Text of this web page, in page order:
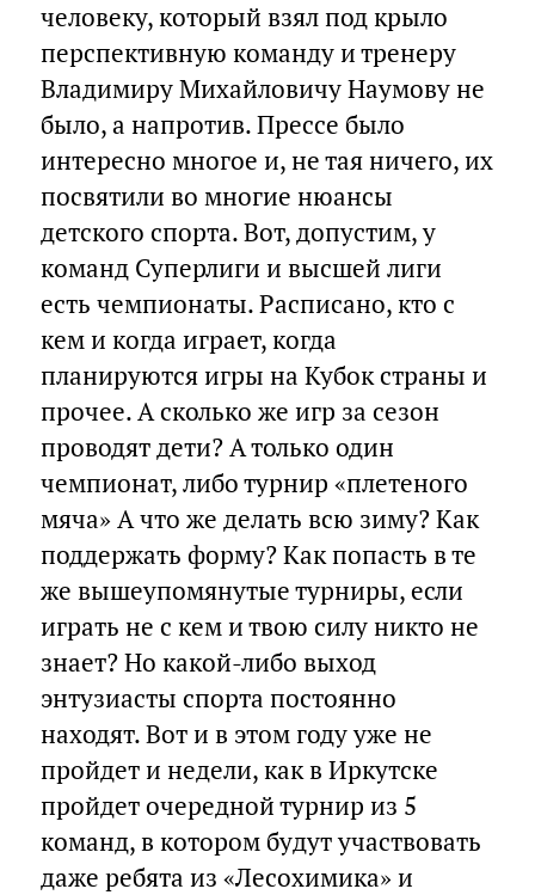
человеку, который взял под крыло
перспективную команду и тренеру
Владимиру Михайловичу Наумову не
было, а напротив. Прессе было
интересно многое и, не тая ничего, их
посвятили во многие нюансы
детского спорта. Вот, допустим, у
команд Суперлиги и высшей лиги
есть чемпионаты. Расписано, кто с
кем и когда играет, когда
планируются игры на Кубок страны и
прочее. А сколько же игр за сезон
проводят дети? А только один
чемпионат, либо турнир «плетеного
мяча» А что же делать всю зиму? Как
поддержать форму? Как попасть в те
же вышеупомянутые турниры, если
играть не с кем и твою силу никто не
знает? Но какой-либо выход
энтузиасты спорта постоянно
находят. Вот и в этом году уже не
пройдет и недели, как в Иркутске
пройдет очередной турнир из 5
команд, в котором будут участвовать
даже ребята из «Лесохимика» и